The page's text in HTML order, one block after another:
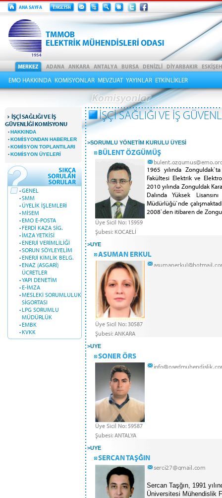
EMO HAKKINDA KOMİSYONLAR MEVZUAT YAYINLAR ETKİNLİKLER
İŞÇİ SAĞLIĞI VE İŞ
GÜVENLİĞİ KOMİSYONU
·HAKKINDA
·KOMİSYONDAN HABERLER
·KOMİSYON TOPLANTILARI
·KOMİSYON ÜYELERİ
·GENEL
·SMM
·ÜYELİK İŞLEMLERİ
·MİSEM
·EMO E-POSTA
·FERDİ KAZA SİG.
·İMZA YETKİSİ
·ENERJİ VERİMLİLİĞİ
·SORUN SÖYLEYELİM
·ENERJİ KİMLİK BELG.
·ENAZ (ASGARİ)
ÜCRETLER
·YAPI DENETİM
·E-İMZA
·MESLEKİ SORUMLULUK
SİGORTASI
·LPG SORUMLU
MÜDÜRLÜK
·EMBK
·KVKK
İŞÇİ SAĞLIĞI VE İŞ
>SORUMLU YÖNETİM KURULU ÜYESİ
BÜLENT ÖZGÜMÜŞ
Üye Sicil No: 15959
Şubesi: KOCAELİ
1965 yılında
Fakültesi Elektrik ve
2010 yılında Zonguldak
Dalında Yüksek
Müdürlüğü`nde
2008`den itibaren de
>UYE
ASUMAN ERKUL
Üye Sicil No: 30587
Şubesi: ANKARA
>UYE
SONER ÖRS
Üye Sicil No: 59587
Şubesi: ANTALYA
>UYE
SERCAN TAŞĞIN
Sercan Taşğın, 1991
Üniversitesi Mühendislik